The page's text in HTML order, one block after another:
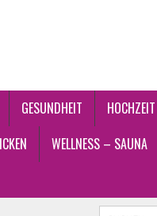
GESUNDHEIT HOCHZEIT
WELLNESS – SAUNA